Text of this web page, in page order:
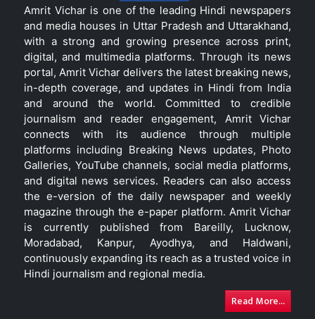
Amrit Vichar is one of the leading Hindi newspapers
and media houses in Uttar Pradesh and Uttarakhand,
with a strong and growing presence across print,
digital, and multimedia platforms. Through its news
portal, Amrit Vichar delivers the latest breaking news,
in-depth coverage, and updates in Hindi from India
and around the world. Committed to credible
journalism and reader engagement, Amrit Vichar
connects with its audience through multiple
platforms including Breaking News updates, Photo
Galleries, YouTube channels, social media platforms,
and digital news services. Readers can also access
the e-version of the daily newspaper and weekly
magazine through the e-paper platform. Amrit Vichar
is currently published from Bareilly, Lucknow,
Moradabad, Kanpur, Ayodhya, and Haldwani,
continuously expanding its reach as a trusted voice in
Hindi journalism and regional media.
Read More...